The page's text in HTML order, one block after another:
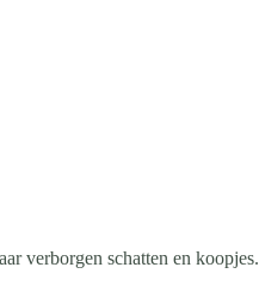
verborgen schatten en koopjes.